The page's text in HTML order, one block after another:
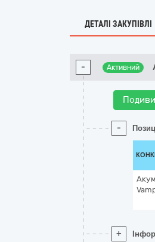
ДЕТАЛІ ЗАКУПІВЛІ
- Активний
-
+